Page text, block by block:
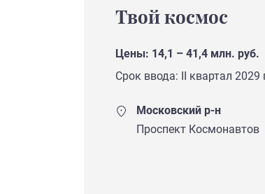
Твой космос
Цены: 14,1 – 41,4 млн. руб.
Срок ввода: II квартал 2029
Московский р-н
Проспект Космонавтов